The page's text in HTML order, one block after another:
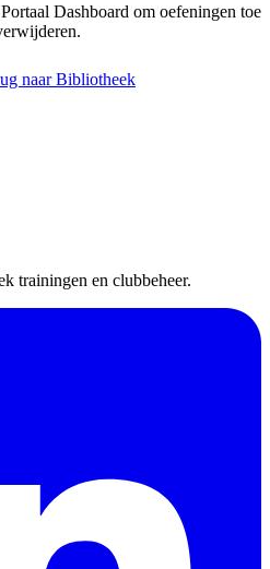
Dashboard om oefeningen toe
naar Bibliotheek
trainingen en clubbeheer.